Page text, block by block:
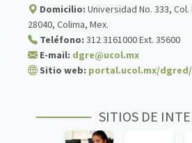
Domicilio: Universidad No. 333, Col.
28040, Colima, Mex.
Teléfono: 312 3161000 Ext. 35600
E-mail: dgre@ucol.mx
Sitio web: portal.ucol.mx/dgred/
SITIOS DE